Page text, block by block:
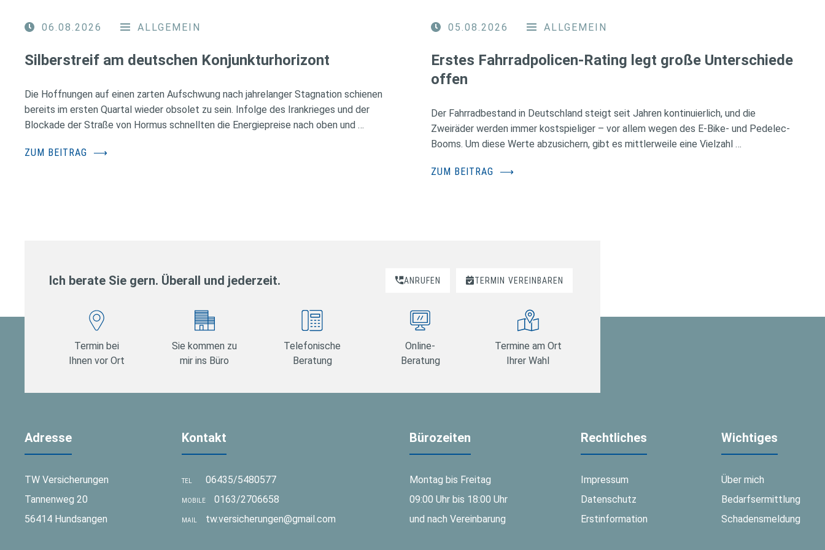
06.08.2026 ALLGEMEIN
Silberstreif am deutschen Konjunkturhorizont
Die Hoffnungen auf einen zarten Aufschwung nach jahrelanger Stagnation schienen
bereits im ersten Quartal wieder obsolet zu sein. Infolge des Irankrieges und der
Blockade der Straße von Hormus schnellten die Energiepreise nach oben und …
ZUM BEITRAG ⟶
05.08.2026 ALLGEMEIN
Erstes Fahrradpolicen-Rating legt große Unterschiede
offen
Der Fahrradbestand in Deutschland steigt seit Jahren kontinuierlich, und die
Zweiräder werden immer kostspieliger – vor allem wegen des E-Bike- und Pedelec-
Booms. Um diese Werte abzusichern, gibt es mittlerweile eine Vielzahl …
ZUM BEITRAG ⟶
Ich berate Sie gern. Überall und jederzeit. ANRUFEN TERMIN VEREINBAREN
Termin bei
Ihnen vor Ort
Sie kommen zu
mir ins Büro
Telefonische
Beratung
Online-
Beratung
Termine am Ort
Ihrer Wahl
Adresse
TW Versicherungen
Tannenweg 20
56414 Hundsangen
Kontakt
TEL 06435/5480577
MOBILE 0163/2706658
MAIL tw.versicherungen@gmail.com
Bürozeiten
Montag bis Freitag
09:00 Uhr bis 18:00 Uhr
und nach Vereinbarung
Rechtliches
Impressum
Datenschutz
Erstinformation
Wichtiges
Über mich
Bedarfsermittlung
Schadensmeldung